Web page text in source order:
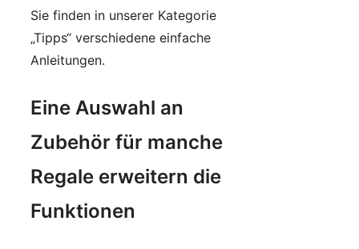
Sie finden in unserer Kategorie
„Tipps“ verschiedene einfache
Anleitungen.
Eine Auswahl an
Zubehör für manche
Regale erweitern die
Funktionen